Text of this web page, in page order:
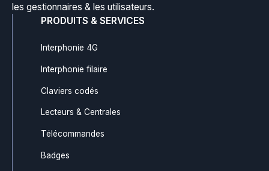
les gestionnaires & les utilisateurs.
PRODUITS & SERVICES
Interphonie 4G
Interphonie filaire
Claviers codés
Lecteurs & Centrales
Télécommandes
Badges